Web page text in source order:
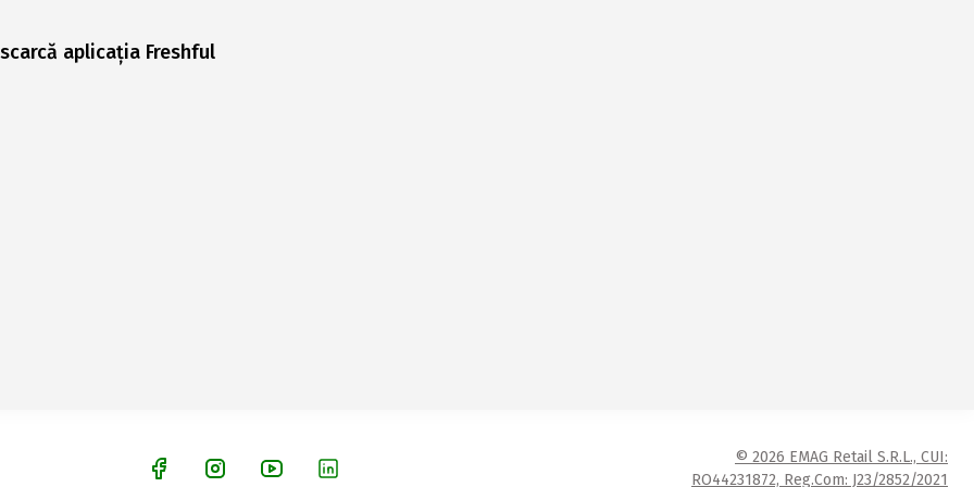
aplicația Freshful
© 2026 EMAG Retail S.R.L., CUI:
RO44231872, Reg.Com: J23/2852/2021